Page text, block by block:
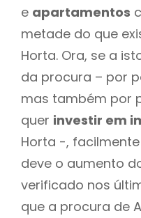
e apartamentos
metade do que
Horta. Ora, se a
da procura – por
mas também por
quer investir em
Horta -,
deve o aumento
verificado nos
que a procura de